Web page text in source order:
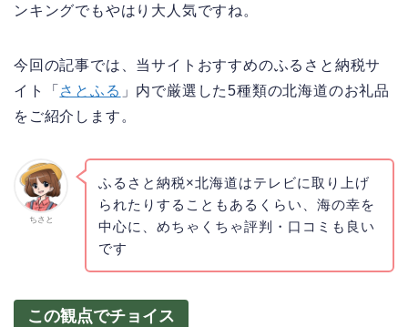
ンキングでもやはり大人気ですね。
今回の記事では、当サイトおすすめのふるさと納税サ
イト「 さとふる 」内で厳選した5種類の北海道のお礼品
をご紹介します。
ちさと
ふるさと納税×北海道はテレビに取り上げ
られたりすることもあるくらい、海の幸を
中心に、めちゃくちゃ評判・口コミも良い
です
この観点でチョイス